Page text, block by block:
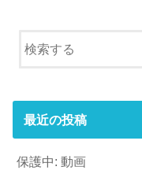
最近の投稿
保護中: 動画